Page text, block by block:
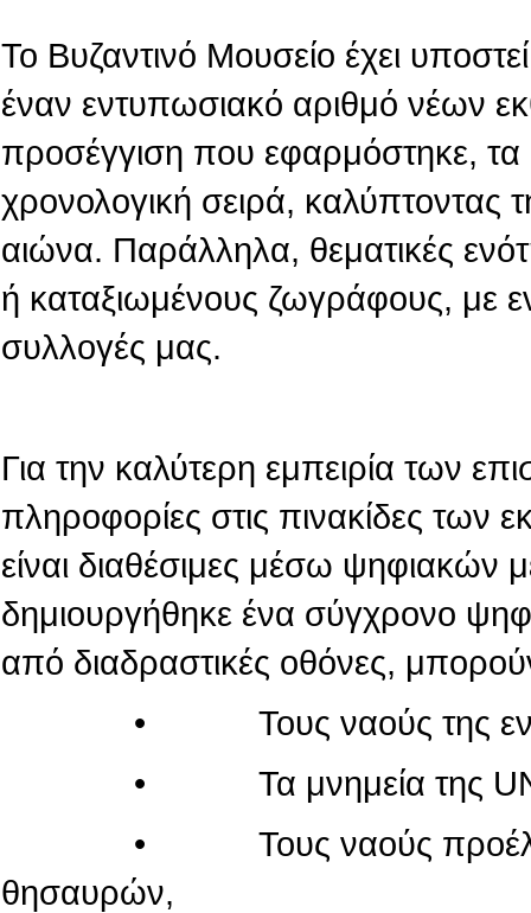
Το Βυζαντινό Μουσείο έχει υποστεί
έναν εντυπωσιακό αριθμό νέων
προσέγγιση που εφαρμόστηκε, τα
χρονολογική σειρά, καλύπτοντας
αιώνα. Παράλληλα, θεματικές
ή καταξιωμένους ζωγράφους, με
συλλογές μας.
Για την καλύτερη εμπειρία των
πληροφορίες στις πινακίδες των
είναι διαθέσιμες μέσω
δημιουργήθηκε ένα σύγχρονο
από διαδραστικές οθόνες,
• Τους ναούς της εντός
• Τα μνημεία της
• Τους ναούς
θησαυρών,